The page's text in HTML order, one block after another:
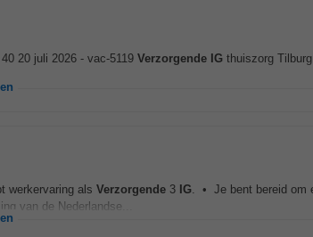
20 juli 2026 - vac-5119 Verzorgende IG thuiszorg
werkervaring als Verzorgende 3 IG. • Je bent bereid om
van de Nederlandse...